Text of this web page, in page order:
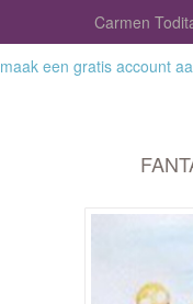
Carmen
maak een gratis account